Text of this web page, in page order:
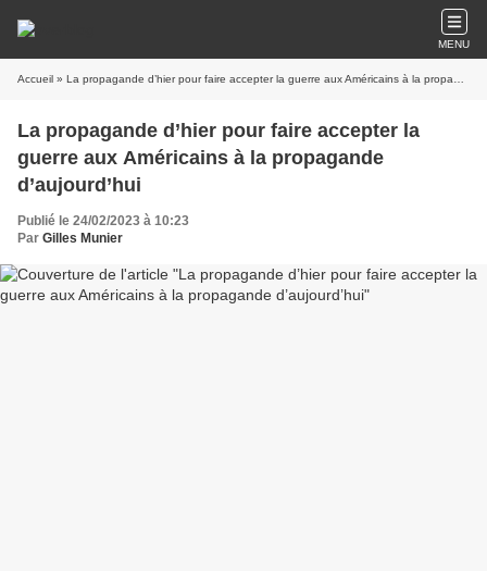
MENU
Accueil » La propagande d’hier pour faire accepter la guerre aux Américains à la propagande d’aujourd’hui
La propagande d’hier pour faire accepter la
guerre aux Américains à la propagande
d’aujourd’hui
Publié le 24/02/2023 à 10:23
Par Gilles Munier